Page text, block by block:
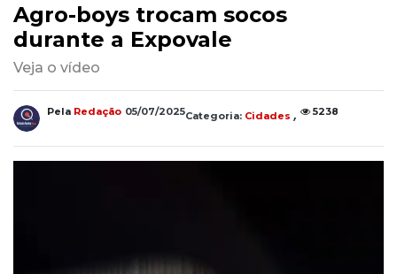
Agro-boys trocam socos
durante a Expovale
Veja o vídeo
Pela Redação 05/07/2025Categoria: Cidades , 5238